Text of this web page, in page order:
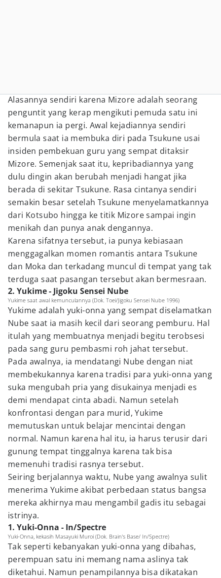
Alasannya sendiri karena Mizore adalah seorang
penguntit yang kerap mengikuti pemuda satu ini
kemanapun ia pergi. Awal kejadiannya sendiri
bermula saat ia membuka diri pada Tsukune usai
insiden pembekuan guru yang sempat ditaksir
Mizore. Semenjak saat itu, kepribadiannya yang
dulu dingin akan berubah menjadi hangat jika
berada di sekitar Tsukune. Rasa cintanya sendiri
semakin besar setelah Tsukune menyelamatkannya
dari Kotsubo hingga ke titik Mizore sampai ingin
menikah dan punya anak dengannya.
Karena sifatnya tersebut, ia punya kebiasaan
menggagalkan momen romantis antara Tsukune
dan Moka dan terkadang muncul di tempat yang tak
terduga saat pasangan tersebut akan bermesraan.
2. Yukime - Jigoku Sensei Nube
Yukime saat awal kemunculannya (Dok. Toei/Jigoku Sensei Nube 1996)
Yukime adalah yuki-onna yang sempat diselamatkan
Nube saat ia masih kecil dari seorang pemburu. Hal
itulah yang membuatnya menjadi begitu terobsesi
pada sang guru pembasmi roh jahat tersebut.
Pada awalnya, ia mendatangi Nube dengan niat
membekukannya karena tradisi para yuki-onna yang
suka mengubah pria yang disukainya menjadi es
demi mendapat cinta abadi. Namun setelah
konfrontasi dengan para murid, Yukime
memutuskan untuk belajar mencintai dengan
normal. Namun karena hal itu, ia harus terusir dari
gunung tempat tinggalnya karena tak bisa
memenuhi tradisi rasnya tersebut.
Seiring berjalannya waktu, Nube yang awalnya sulit
menerima Yukime akibat perbedaan status bangsa
mereka akhirnya mau mengambil gadis itu sebagai
istrinya.
1. Yuki-Onna - In/Spectre
Yuki-Onna, kekasih Masayuki Muroi (Dok. Brain's Base/ In/Spectre)
Tak seperti kebanyakan yuki-onna yang dibahas,
perempuan satu ini memang nama aslinya tak
diketahui. Namun penampilannya bisa dikatakan